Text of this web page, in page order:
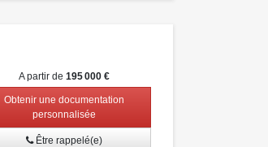
A partir de195 000 €
Obtenir une documentation
personnalisée
Être rappelé(e)